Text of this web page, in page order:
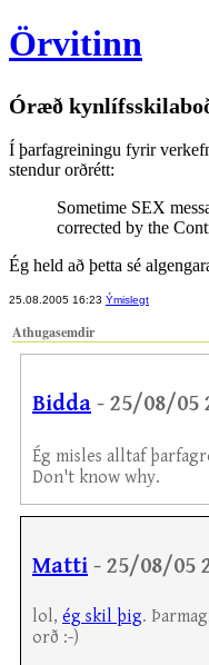
Örvitinn
Óræð
Í þarfagreiningu fyrir
stendur orðrétt:
Sometime SEX
corrected by the
Ég held að þetta sé
25.08.2005 16:23 Ýmislegt
Athugasemdir
Bidda - 25/08/05
Ég misles alltaf
Don't know why.
Matti - 25/08/05
lol, ég skil þig.
orð :-)